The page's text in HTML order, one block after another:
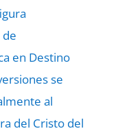
en Destino
se
al
del Cristo del